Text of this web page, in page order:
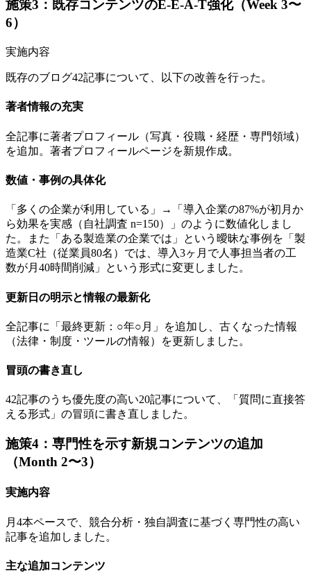
施策3：既存コンテンツのE-E-A-T強化（Week 3〜
6）
実施内容
既存のブログ42記事について、以下の改善を行った。
著者情報の充実
全記事に著者プロフィール（写真・役職・経歴・専門領域）
を追加。著者プロフィールページを新規作成。
数値・事例の具体化
「多くの企業が利用している」→「導入企業の87%が初月か
ら効果を実感（自社調査 n=150）」のように数値化しまし
た。また「ある製造業の企業では」という曖昧な事例を「製
造業C社（従業員80名）では、導入3ヶ月で人事担当者の工
数が月40時間削減」という形式に変更しました。
更新日の明示と情報の最新化
全記事に「最終更新：○年○月」を追加し、古くなった情報
（法律・制度・ツールの情報）を更新しました。
冒頭の書き直し
42記事のうち優先度の高い20記事について、「質問に直接答
える形式」の冒頭に書き直しました。
施策4：専門性を示す新規コンテンツの追加
（Month 2〜3）
実施内容
月4本ペースで、競合分析・独自調査に基づく専門性の高い
記事を追加しました。
主な追加コンテンツ